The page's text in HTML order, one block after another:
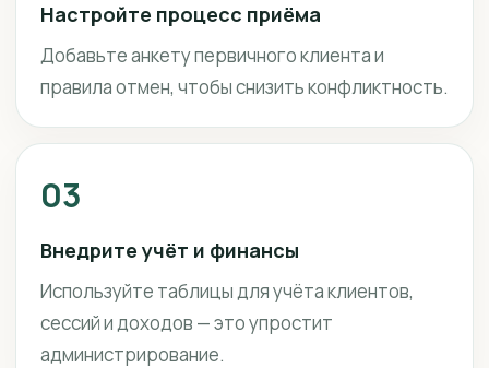
Настройте процесс приёма
Добавьте анкету первичного клиента и
правила отмен, чтобы снизить конфликтность.
03
Внедрите учёт и финансы
Используйте таблицы для учёта клиентов,
сессий и доходов — это упростит
администрирование.